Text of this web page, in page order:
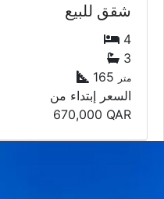
شقق للبيع
4
3
165
متر
السعر إبتداء من
670,000 QAR